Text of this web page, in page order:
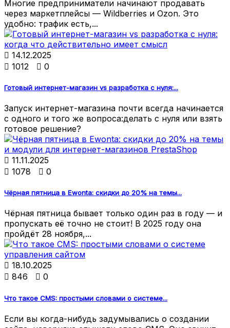
Многие предприниматели начинают продавать
через маркетплейсы — Wildberries и Ozon. Это
удобно: трафик есть,...
 14.12.2025
 1012  0
Готовый интернет-магазин vs разработка с нуля:...
Запуск интернет-магазина почти всегда начинается
с одного и того же вопроса:делать с нуля или взять
готовое решение?
 11.11.2025
 1078  0
Чёрная пятница в Ewonta: скидки до 20% на темы...
Чёрная пятница бывает только один раз в году — и
пропускать её точно не стоит! В 2025 году она
пройдёт 28 ноября,...
 18.10.2025
 846  0
Что такое CMS: простыми словами о системе...
Если вы когда-нибудь задумывались о создании